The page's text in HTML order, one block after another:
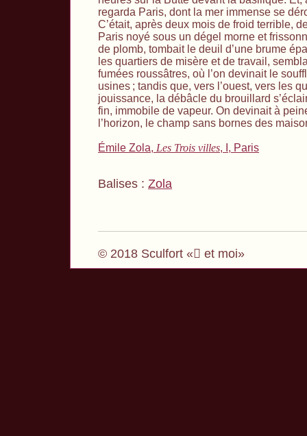
regarda Paris, dont la mer immense se
C’était, après deux mois de froid terrible,
Paris noyé sous un dégel morne et
de plomb, tombait le deuil d’une brume
les quartiers de misère et de travail,
fumées roussâtres, où l’on devinait le
usines ; tandis que, vers l’ouest, vers les
jouissance, la débâcle du brouillard
fin, immobile de vapeur. On devinait à
l’horizon, le champ sans bornes des
Émile Zola, Les Trois villes, I, Paris
Balises : Zola
© 2018 Sculfort « et moi»